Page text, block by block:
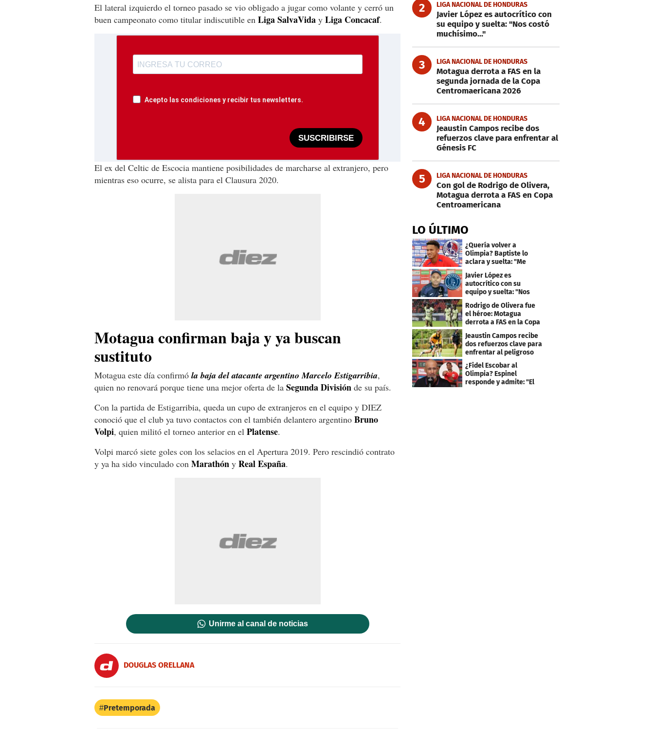
El lateral izquierdo el torneo pasado se vio obligado a jugar como volante y cerró un
buen campeonato como titular indiscutible en Liga SalvaVida y Liga Concacaf.
Acepto las condiciones y recibir tus newsletters.
SUSCRIBIRSE
El ex del Celtic de Escocia mantiene posibilidades de marcharse al extranjero, pero
mientras eso ocurre, se alista para el Clausura 2020.
Motagua confirman baja y ya buscan
sustituto
Motagua este día confirmó la baja del atacante argentino Marcelo Estigarribia,
quien no renovará porque tiene una mejor oferta de la Segunda División de su país.
Con la partida de Estigarribia, queda un cupo de extranjeros en el equipo y DIEZ
conoció que el club ya tuvo contactos con el también delantero argentino Bruno
Volpi, quien militó el torneo anterior en el Platense.
Volpi marcó siete goles con los selacios en el Apertura 2019. Pero rescindió contrato
y ya ha sido vinculado con Marathón y Real España.
Unirme al canal de noticias
DOUGLAS ORELLANA
Pretemporada
2 LIGA NACIONAL DE HONDURAS
Javier López es autocrítico con
su equipo y suelta: "Nos costó
muchísimo..."
3 LIGA NACIONAL DE HONDURAS
Motagua derrota a FAS en la
segunda jornada de la Copa
Centromaericana 2026
4 LIGA NACIONAL DE HONDURAS
Jeaustin Campos recibe dos
refuerzos clave para enfrentar al
Génesis FC
5 LIGA NACIONAL DE HONDURAS
Con gol de Rodrigo de Olivera,
Motagua derrota a FAS en Copa
Centroamericana
LO ÚLTIMO
¿Quería volver a
Olimpia? Baptiste lo
aclara y suelta: "Me
faltaba un equipo
grande"
Javier López es
autocrítico con su
equipo y suelta: "Nos
costó muchísimo..."
Rodrigo de Olivera fue
el héroe: Motagua
derrota a FAS en la Copa
Centroamericana
Jeaustin Campos recibe
dos refuerzos clave para
enfrentar al peligroso
Génesis FC
¿Fidel Escobar al
Olimpia? Espinel
responde y admite: "El